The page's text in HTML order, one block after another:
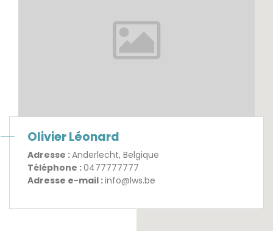
Olivier Léonard
Adresse :Anderlecht, Belgique
Téléphone :0477777777
Adresse e-mail :info@lws.be